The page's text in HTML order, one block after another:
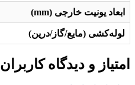
ابعاد یونیت خارجی (mm)
لوله‌کشی (مایع/گاز/درین)
امتیاز و دیدگاه کاربران